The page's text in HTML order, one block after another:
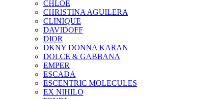
CHLOE
CHRISTINA AGUILERA
CLINIQUE
DAVIDOFF
DIOR
DKNY DONNA KARAN
DOLCE & GABBANA
EMPER
ESCADA
ESCENTRIC MOLECULES
EX NIHILO